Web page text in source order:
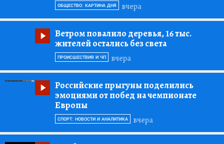
вчера
ОБЩЕСТВО: КАРТИНА ДНЯ
Ветром повалило деревья, 16 тыс.
жителей остались без света
вчера
ПРОИСШЕСТВИЯ И ЧП
Российские прыгуны поделились
эмоциями от побед на чемпионате
Европы
вчера
СПОРТ: НОВОСТИ И АНАЛИТИКА